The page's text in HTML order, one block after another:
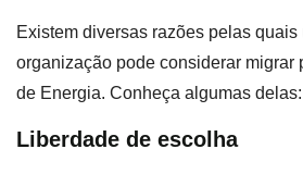
Existem diversas razões pelas quais
organização pode considerar migrar
de Energia. Conheça algumas delas:
Liberdade de escolha